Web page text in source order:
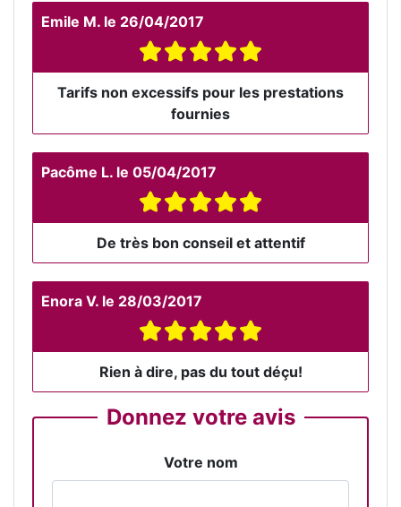
Emile M. le 26/04/2017
Tarifs non excessifs pour les prestations
fournies
Pacôme L. le 05/04/2017
De très bon conseil et attentif
Enora V. le 28/03/2017
Rien à dire, pas du tout déçu!
Donnez votre avis
Votre nom